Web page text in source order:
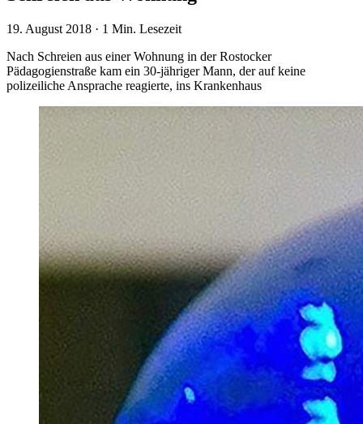
19. August 2018 · 1 Min. Lesezeit
Nach Schreien aus einer Wohnung in der Rostocker
Pädagogienstraße kam ein 30-jähriger Mann, der auf keine
polizeiliche Ansprache reagierte, ins Krankenhaus